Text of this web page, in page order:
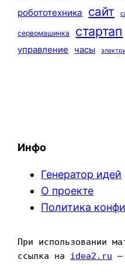
робототехника сайт
сервомашинка стартап
управление часы
Инфо
Генератор идей
О проекте
Политика
При использовании
ссылка на idea2.ru —